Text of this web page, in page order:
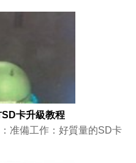
卡升級教程
准備工作：好質量的SD卡